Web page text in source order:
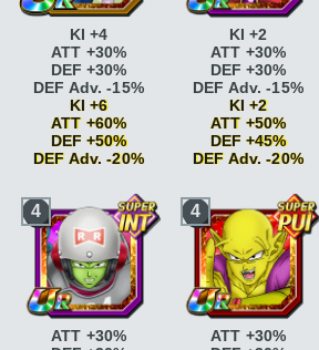
Génie
ATT +10%
GénieATT +15%
Briser la limiteKI +2
Briser la limiteKI +2
ATT +5% DEF +5%
Lignée royale KI +1
Lignée royaleKI +2
ATT +5%
L'origine des
KI +4
ATT +30%
DEF +30%
DEF Adv. -15%
KI +6
ATT +60%
DEF +50%
DEF Adv. -20%
Génie
ATT +10%
GénieATT +15%
Briser la limiteKI +2
Briser la limiteKI +2
ATT +5% DEF +5%
Jugement
sereinDEF +20%
Jugement
sereinDEF +25%
KI +2
ATT +30%
DEF +30%
DEF Adv. -15%
KI +2
ATT +50%
DEF +45%
DEF Adv. -20%
4
ATT +30%
4
ATT +30%